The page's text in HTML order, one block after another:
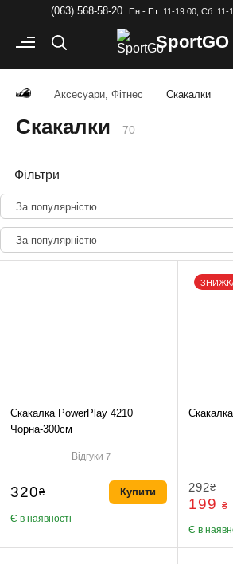
(063) 568-58-20 Пн - Пт: 11-19:00; Cб: 11-
SportGO
Аксесуари, Фітнес Скакалки
Скакалки 70
Фільтри
За популярністю
За популярністю
Скакалка PowerPlay 4210
Чорна-300см
Відгуки7
320₴
Є в наявності
Купити 292₴
199 ₴
Є в